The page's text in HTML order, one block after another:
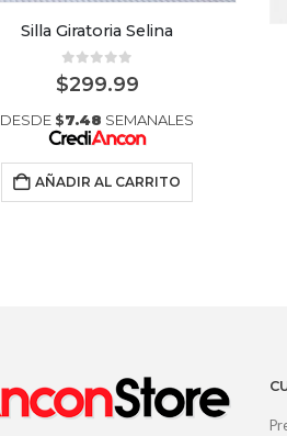
Silla Giratoria Selina
0 out of 5
$299.99
DESDE $7.48 SEMANALES
AÑADIR AL CARRITO